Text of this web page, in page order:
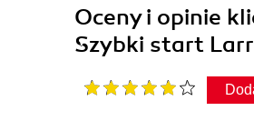
Oceny i opinie
Szybki start